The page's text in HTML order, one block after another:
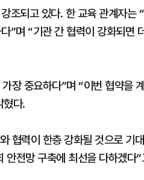
조되고 있다. 한 교육 관계자는
”며 “기관 간 협력이 강화되면
장 중요하다”며 “이번 협약을
혔다.
협력이 한층 강화될 것으로 기
전망 구축에 최선을 다하겠다